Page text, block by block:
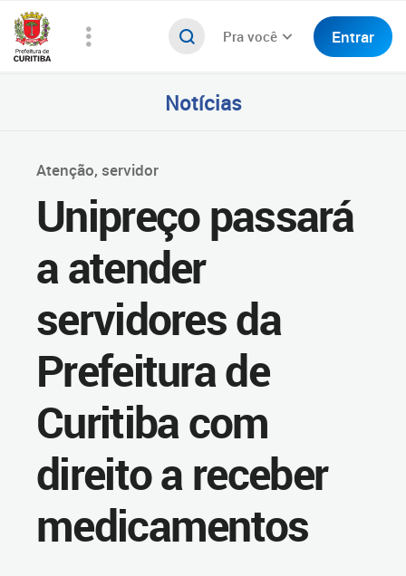
Pra você Entrar
Notícias
Atenção, servidor
Unipreço passará
a atender
servidores da
Prefeitura de
Curitiba com
direito a receber
medicamentos